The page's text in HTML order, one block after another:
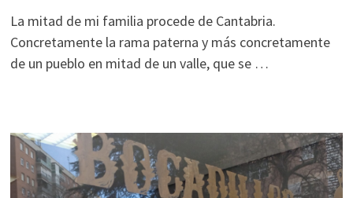
La mitad de mi familia procede de Cantabria.
Concretamente la rama paterna y más concretamente
de un pueblo en mitad de un valle, que se …